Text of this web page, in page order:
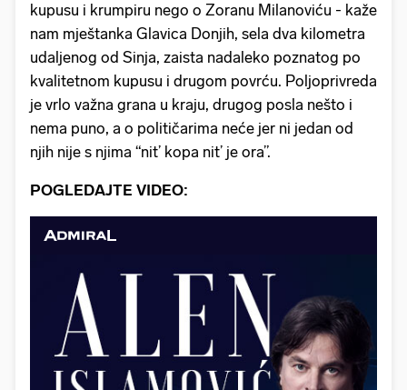
kupusu i krumpiru nego o Zoranu Milanoviću - kaže
nam mještanka Glavica Donjih, sela dva kilometra
udaljenog od Sinja, zaista nadaleko poznatog po
kvalitetnom kupusu i drugom povrću. Poljoprivreda
je vrlo važna grana u kraju, drugog posla nešto i
nema puno, a o političarima neće jer ni jedan od
njih nije s njima “nit’ kopa nit’ je ora”.
POGLEDAJTE VIDEO: